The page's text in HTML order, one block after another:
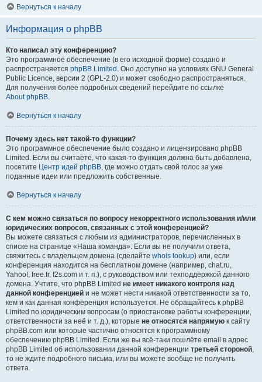
Вернуться к началу
Информация о phpBB
Кто написал эту конференцию?
Это программное обеспечение (в его исходной форме) создано и
распространяется phpBB Limited . Оно доступно на условиях GNU General
Public Licence, версии 2 (GPL-2.0) и может свободно распространяться.
Для получения более подробных сведений перейдите по ссылке
About phpBB.
Вернуться к началу
Почему здесь нет такой-то функции?
Это программное обеспечение было создано и лицензировано phpBB
Limited. Если вы считаете, что какая-то функция должна быть добавлена,
посетите Центр идей phpBB, где можно отдать свой голос за уже
поданные идеи или предложить собственные.
Вернуться к началу
С кем можно связаться по вопросу некорректного использования и/или
юридических вопросов, связанных с этой конференцией?
Вы можете связаться с любым из администраторов, перечисленных в
списке на странице «Наша команда». Если вы не получили ответа,
свяжитесь с владельцем домена (сделайте whois lookup) или, если
конференция находится на бесплатном домене (например, chat.ru,
Yahoo!, free.fr, f2s.com и т. п.), с руководством или техподдержкой данного
домена. Учтите, что phpBB Limited не имеет никакого контроля над
данной конференцией и не может нести никакой ответственности за то,
кем и как данная конференция используется. Не обращайтесь к phpBB
Limited по юридическим вопросам (о приостановке работы конференции,
ответственности за неё и т. д.), которые не относятся напрямую к сайту
phpBB.com или которые частично относятся к программному
обеспечению phpBB Limited. Если же вы всё-таки пошлёте email в адрес
phpBB Limited об использовании данной конференции третьей стороной,
то не ждите подробного письма, или вы можете вообще не получить
ответа.